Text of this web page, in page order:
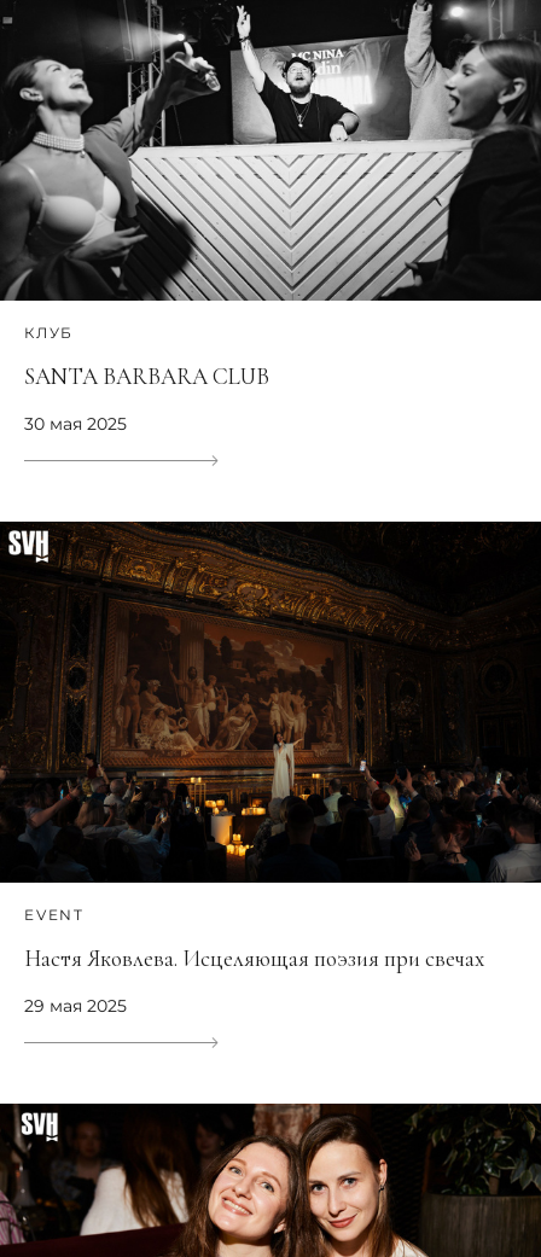
КЛУБ
SANTA BARBARA CLUB
30 мая 2025
EVENT
Настя Яковлева. Исцеляющая поэзия при свечах
29 мая 2025